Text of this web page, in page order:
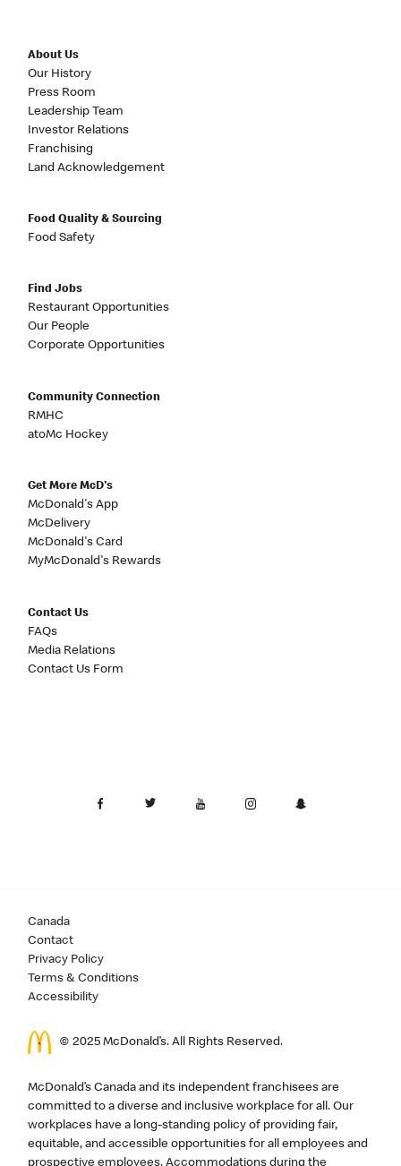
About Us
Our History
Press Room
Leadership Team
Investor Relations
Franchising
Land Acknowledgement
Food Quality & Sourcing
Food Safety
Find Jobs
Restaurant Opportunities
Our People
Corporate Opportunities
Community Connection
RMHC
atoMc Hockey
Get More McD's
McDonald's App
McDelivery
McDonald's Card
MyMcDonald's Rewards
Contact Us
FAQs
Media Relations
Contact Us Form
Canada
Contact
Privacy Policy
Terms & Conditions
Accessibility
© 2025 McDonald’s. All Rights Reserved.
McDonald’s Canada and its independent franchisees are
committed to a diverse and inclusive workplace for all. Our
workplaces have a long-standing policy of providing fair,
equitable, and accessible opportunities for all employees and